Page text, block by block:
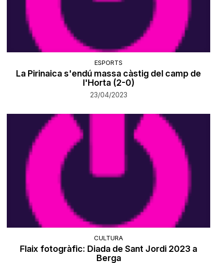
ESPORTS
La Pirinaica s'endú massa càstig del camp de
l'Horta (2-0)
23/04/2023
CULTURA
Flaix fotogràfic: Diada de Sant Jordi 2023 a
Berga